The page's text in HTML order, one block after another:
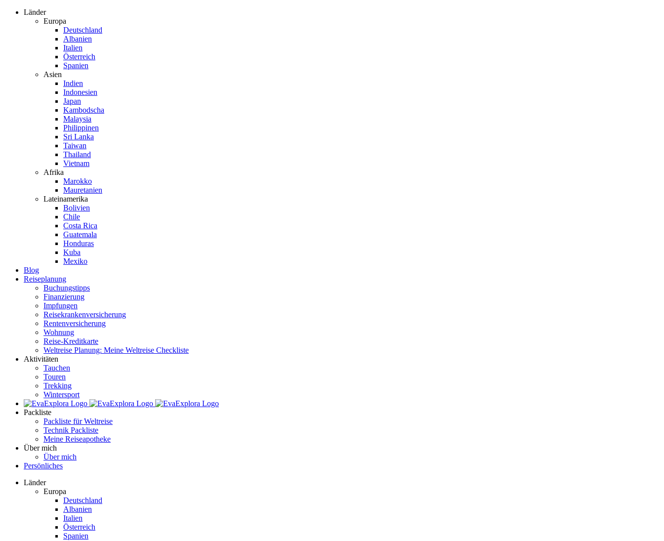
Zum
Länder
Europa
Deutschland
Albanien
Italien
Österreich
Spanien
Asien
Indien
Indonesien
Japan
Kambodscha
Malaysia
Philippinen
Sri Lanka
Taiwan
Thailand
Vietnam
Afrika
Marokko
Mauretanien
Lateinamerika
Bolivien
Chile
Costa Rica
Guatemala
Honduras
Kuba
Mexiko
Blog
Reiseplanung
Buchungstipps
Finanzierung
Impfungen
Reisekrankenversicherung
Rentenversicherung
Wohnung
Reise-Kreditkarte
Weltreise Planung: Meine Weltreise Checkliste
Aktivitäten
Tauchen
Touren
Trekking
Wintersport
Packliste
Packliste für Weltreise
Technik Packliste
Meine Reiseapotheke
Über mich
Über mich
Persönliches
Länder
Europa
Deutschland
Albanien
Italien
Österreich
Spanien